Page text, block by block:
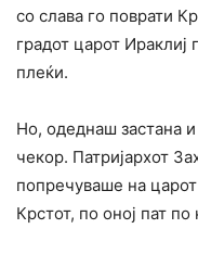
со слава го поврати
градот царот Ираклиј
плеќи.
Но, одеднаш застана
чекор. Патријархот
попречуваше на
Крстот, по оној пат